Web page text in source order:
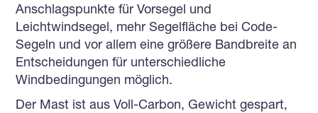
Anschlagspunkte für Vorsegel und
Leichtwindsegel, mehr Segelfläche bei Code-
Segeln und vor allem eine größere Bandbreite an
Entscheidungen für unterschiedliche
Windbedingungen möglich.
Der Mast ist aus Voll-Carbon, Gewicht gespart,